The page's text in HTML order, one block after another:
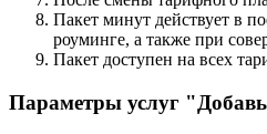
Пакет минут действует в
роуминге, а также при
Пакет доступен на всех
Параметры услуг